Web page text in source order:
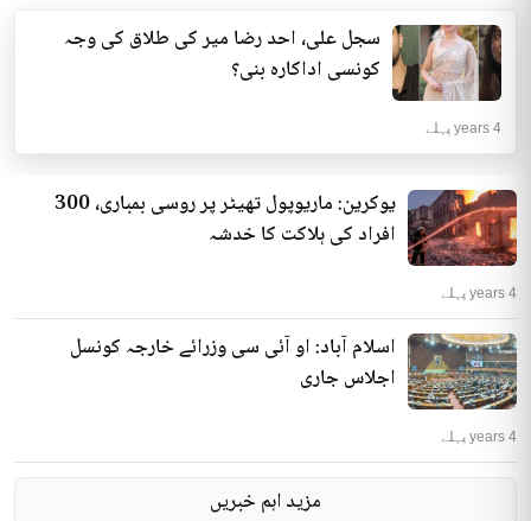
کا خدشہ ظاہر کیا اور کہا کہ کم...
انٹرنیشنل | 4 years پہلے
سجل علی، احد رضا میر کی طلاق کی وجہ
کونسی اداکارہ بنی؟
4 years پہلے
یوکرین: ماریوپول تھیٹر پر روسی بمباری، 300
افراد کی ہلاکت کا خدشہ
4 years پہلے
اسلام آباد: او آئی سی وزرائے خارجہ کونسل
اجلاس جاری
4 years پہلے
مزید اہم خبریں